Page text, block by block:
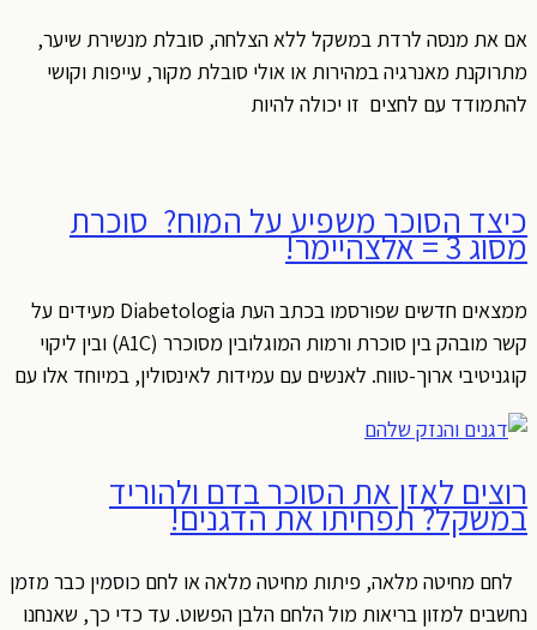
אם את מנסה לרדת במשקל ללא הצלחה, סובלת מנשירת שיער,
מתרוקנת מאנרגיה במהירות או אולי סובלת מקור, עייפות וקושי
להתמודד עם לחצים זו יכולה להיות
כיצד הסוכר משפיע על המוח? סוכרת
מסוג 3 = אלצהיימר!
ממצאים חדשים שפורסמו בכתב העת Diabetologia מעידים על
קשר מובהק בין סוכרת ורמות המוגלובין מסוכרר (A1C) ובין ליקוי
קוגניטיבי ארוך-טווח. לאנשים עם עמידות לאינסולין, במיוחד אלו עם
רוצים לאזן את הסוכר בדם ולהוריד
במשקל? תפחיתו את הדגנים!
לחם מחיטה מלאה, פיתות מחיטה מלאה או לחם כוסמין כבר מזמן
נחשבים למזון בריאות מול הלחם הלבן הפשוט. עד כדי כך, שאנחנו